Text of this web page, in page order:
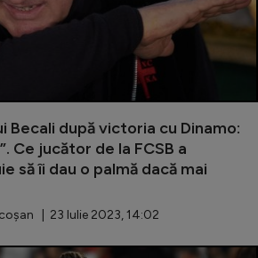
Becali după victoria cu Dinamo:
Ce jucător de la FCSB a
să îi dau o palmă dacă mai
| 23 Iulie 2023, 14:02